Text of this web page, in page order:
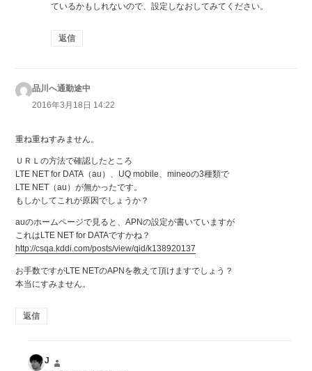
ているかもしれないので、設定しなおしてみてください。
返信
品川へ通勤途中
り:
2016年3月18日 14:22
重ね重ねすみません。
ＵＲＬの方法で確認したところ
LTE NET for DATA（au）、UQ mobile、mineoの3種類で
LTE NET（au）が無かったです。
もしかしてこれが原因でしょうか？
auのホームページで見ると、APNの設定が書いていますが
これはLTE NET for DATAですかね？
http://csqa.kddi.com/posts/view/qid/k138920137
お手数ですがLTE NETのAPNを教えて頂けますでしょう？
本当にすみません。
返信
J